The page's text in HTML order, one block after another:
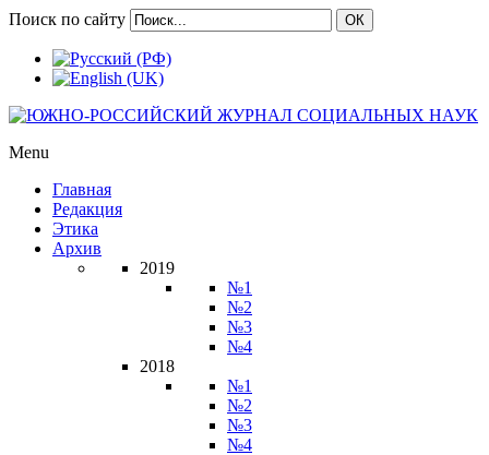
Поиск по сайту ОК
Menu
Главная
Редакция
Этика
Архив
2019
№1
№2
№3
№4
2018
№1
№2
№3
№4